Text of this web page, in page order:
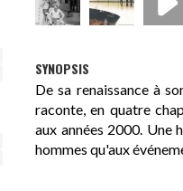
SYNOPSIS
De sa renaissance à
raconte, en quatre
aux années 2000. Une
hommes qu'aux